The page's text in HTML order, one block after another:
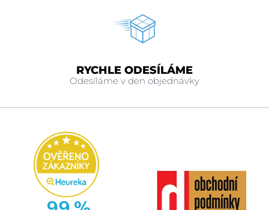
RYCHLE ODESÍLÁME
Odesíláme v den objednávky